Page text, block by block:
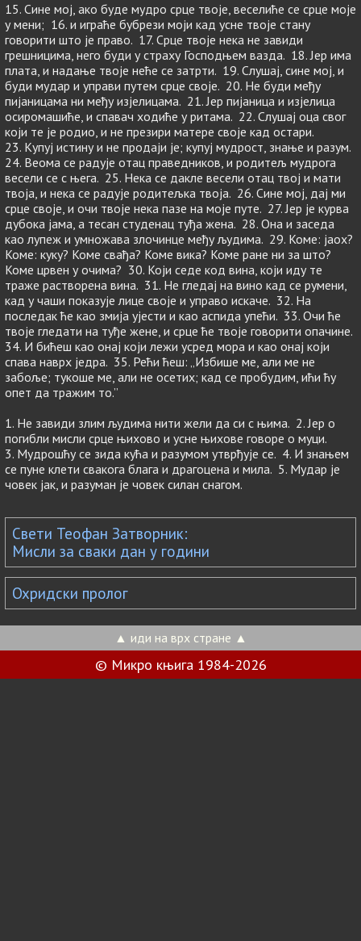
15. Сине мој, ако буде мудро срце твоје, веселиће се срце моје
у мени; 16. и играће бубрези моји кад усне твоје стану
говорити што је право. 17. Срце твоје нека не завиди
грешницима, него буди у страху Господњем вазда. 18. Јер има
плата, и надање твоје неће се затрти. 19. Слушај, сине мој, и
буди мудар и управи путем срце своје. 20. Не буди међу
пијаницама ни међу изјелицама. 21. Јер пијаница и изјелица
осиромашиће, и спавач ходиће у ритама. 22. Слушај оца свог
који те је родио, и не презири матере своје кад остари.
23. Купуј истину и не продаји је; купуј мудрост, знање и разум.
24. Веома се радује отац праведников, и родитељ мудрога
весели се с њега. 25. Нека се дакле весели отац твој и мати
твоја, и нека се радује родитељка твоја. 26. Сине мој, дај ми
срце своје, и очи твоје нека пазе на моје путе. 27. Јер је курва
дубока јама, а тесан студенац туђа жена. 28. Она и заседа
као лупеж и умножава злочинце међу људима. 29. Коме: јаох?
Коме: куку? Коме свађа? Коме вика? Коме ране ни за што?
Коме црвен у очима? 30. Који седе код вина, који иду те
траже растворена вина. 31. Не гледај на вино кад се румени,
кад у чаши показује лице своје и управо искаче. 32. На
последак ће као змија ујести и као аспида упећи. 33. Очи ће
твоје гледати на туђе жене, и срце ће твоје говорити опачине.
34. И бићеш као онај који лежи усред мора и као онај који
спава наврх једра. 35. Рећи ћеш: „Избише ме, али ме не
забоље; тукоше ме, али не осетих; кад се пробудим, ићи ћу
опет да тражим то.”
1. Не завиди злим људима нити жели да си с њима. 2. Јер о
погибли мисли срце њихово и усне њихове говоре о муци.
3. Мудрошћу се зида кућа и разумом утврђује се. 4. И знањем
се пуне клети свакога блага и драгоцена и мила. 5. Мудар је
човек јак, и разуман је човек силан снагом.
Свети Теофан Затворник:
Мисли за сваки дан у години
Охридски пролог
▲ иди на врх стране ▲
© Микро књига 1984-2026